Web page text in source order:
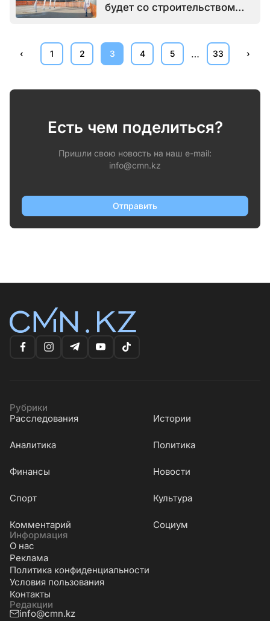
будет со строительством
‹ 1 2 3 4 5 … 33 ›
Есть чем поделиться?
Пришли свою новость на наш e-mail:
info@cmn.kz
Отправить
Рубрики
Расследования
Истории
Аналитика Политика
Финансы Новости
Cпорт Культура
Комментарий
Социум
Информация
О нас
Реклама
Политика конфиденциальности
Условия пользования
Контакты
Редакции
info@cmn.kz